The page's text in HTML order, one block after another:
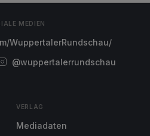
MEDIEN
WuppertalerRundschau/
@wuppertalerrundschau
VERLAG
Mediadaten